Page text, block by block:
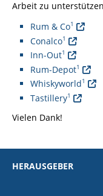
Arbeit zu
Rum & Co1
Conalco1
Inn-Out1
Rum-Depot1
Whiskyworld1
Tastillery1
Vielen Dank!
HERAUSGEBER